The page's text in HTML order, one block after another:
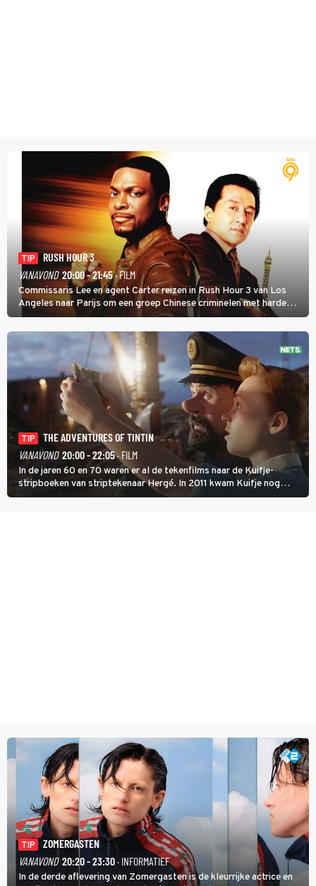
TIP
RUSH HOUR 3
VANAVOND 20:00 - 21:45· FILM
Commissaris Lee en agent Carter reizen in Rush Hour 3 van Los
Angeles naar Parijs om een groep Chinese criminelen met harde
hand aan te pakken.
TIP
THE ADVENTURES OF TINTIN
VANAVOND 20:00 - 22:05· FILM
In de jaren 60 en 70 waren er al de tekenfilms naar de Kuifje-
stripboeken van striptekenaar Hergé. In 2011 kwam Kuifje nog
meer tot leven in The Adventures of Tintin van Steven Spielberg.
TIP
ZOMERGASTEN
VANAVOND 20:20 - 23:30· INFORMATIEF
In de derde aflevering van Zomergasten is de kleurrijke actrice en